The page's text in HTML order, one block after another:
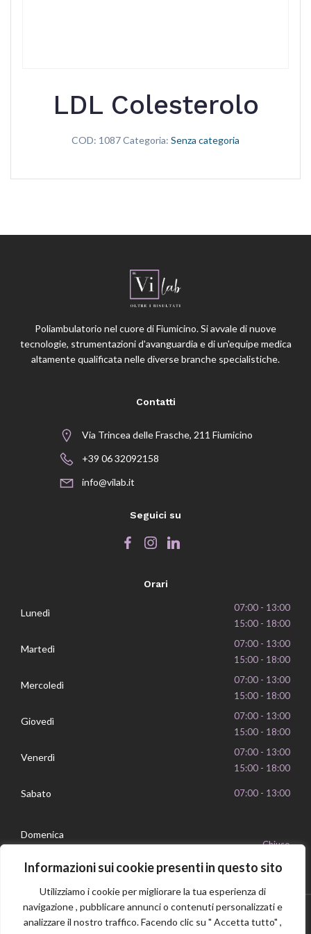
Informazioni sui cookie presenti in questo sito
Utilizziamo i cookie per migliorare la tua esperienza di
navigazione , pubblicare annunci o contenuti personalizzati e
analizzare il nostro traffico. Facendo clic su " Accetta tutto" ,
LDL Colesterolo
COD: 1087Categoria: Senza categoria
Poliambulatorio nel cuore di Fiumicino. Si avvale di nuove
tecnologie, strumentazioni d'avanguardia e di un'equipe medica
altamente qualificata nelle diverse branche specialistiche.
Contatti
Via Trincea delle Frasche, 211 Fiumicino
+39 06 32092158
info@vilab.it
Seguici su
Orari
Lunedì
07:00 - 13:00
15:00 - 18:00
Martedì
07:00 - 13:00
15:00 - 18:00
Mercoledì
07:00 - 13:00
15:00 - 18:00
Giovedì
07:00 - 13:00
15:00 - 18:00
Venerdì
07:00 - 13:00
15:00 - 18:00
Sabato 07:00 - 13:00
Domenica
Chiuso
Privacy Policy Cookie Policy P.IVA 16239351006